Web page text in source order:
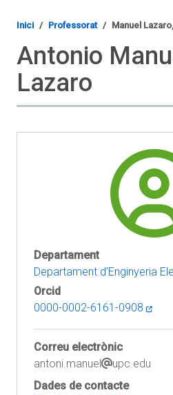
Inici Professorat Manuel
Antonio
Lazaro
Departament
Departament d'Enginyeria
Orcid
0000-0002-6161-0908
Correu electrònic
antoni.manuel
upc.edu
Dades de contacte